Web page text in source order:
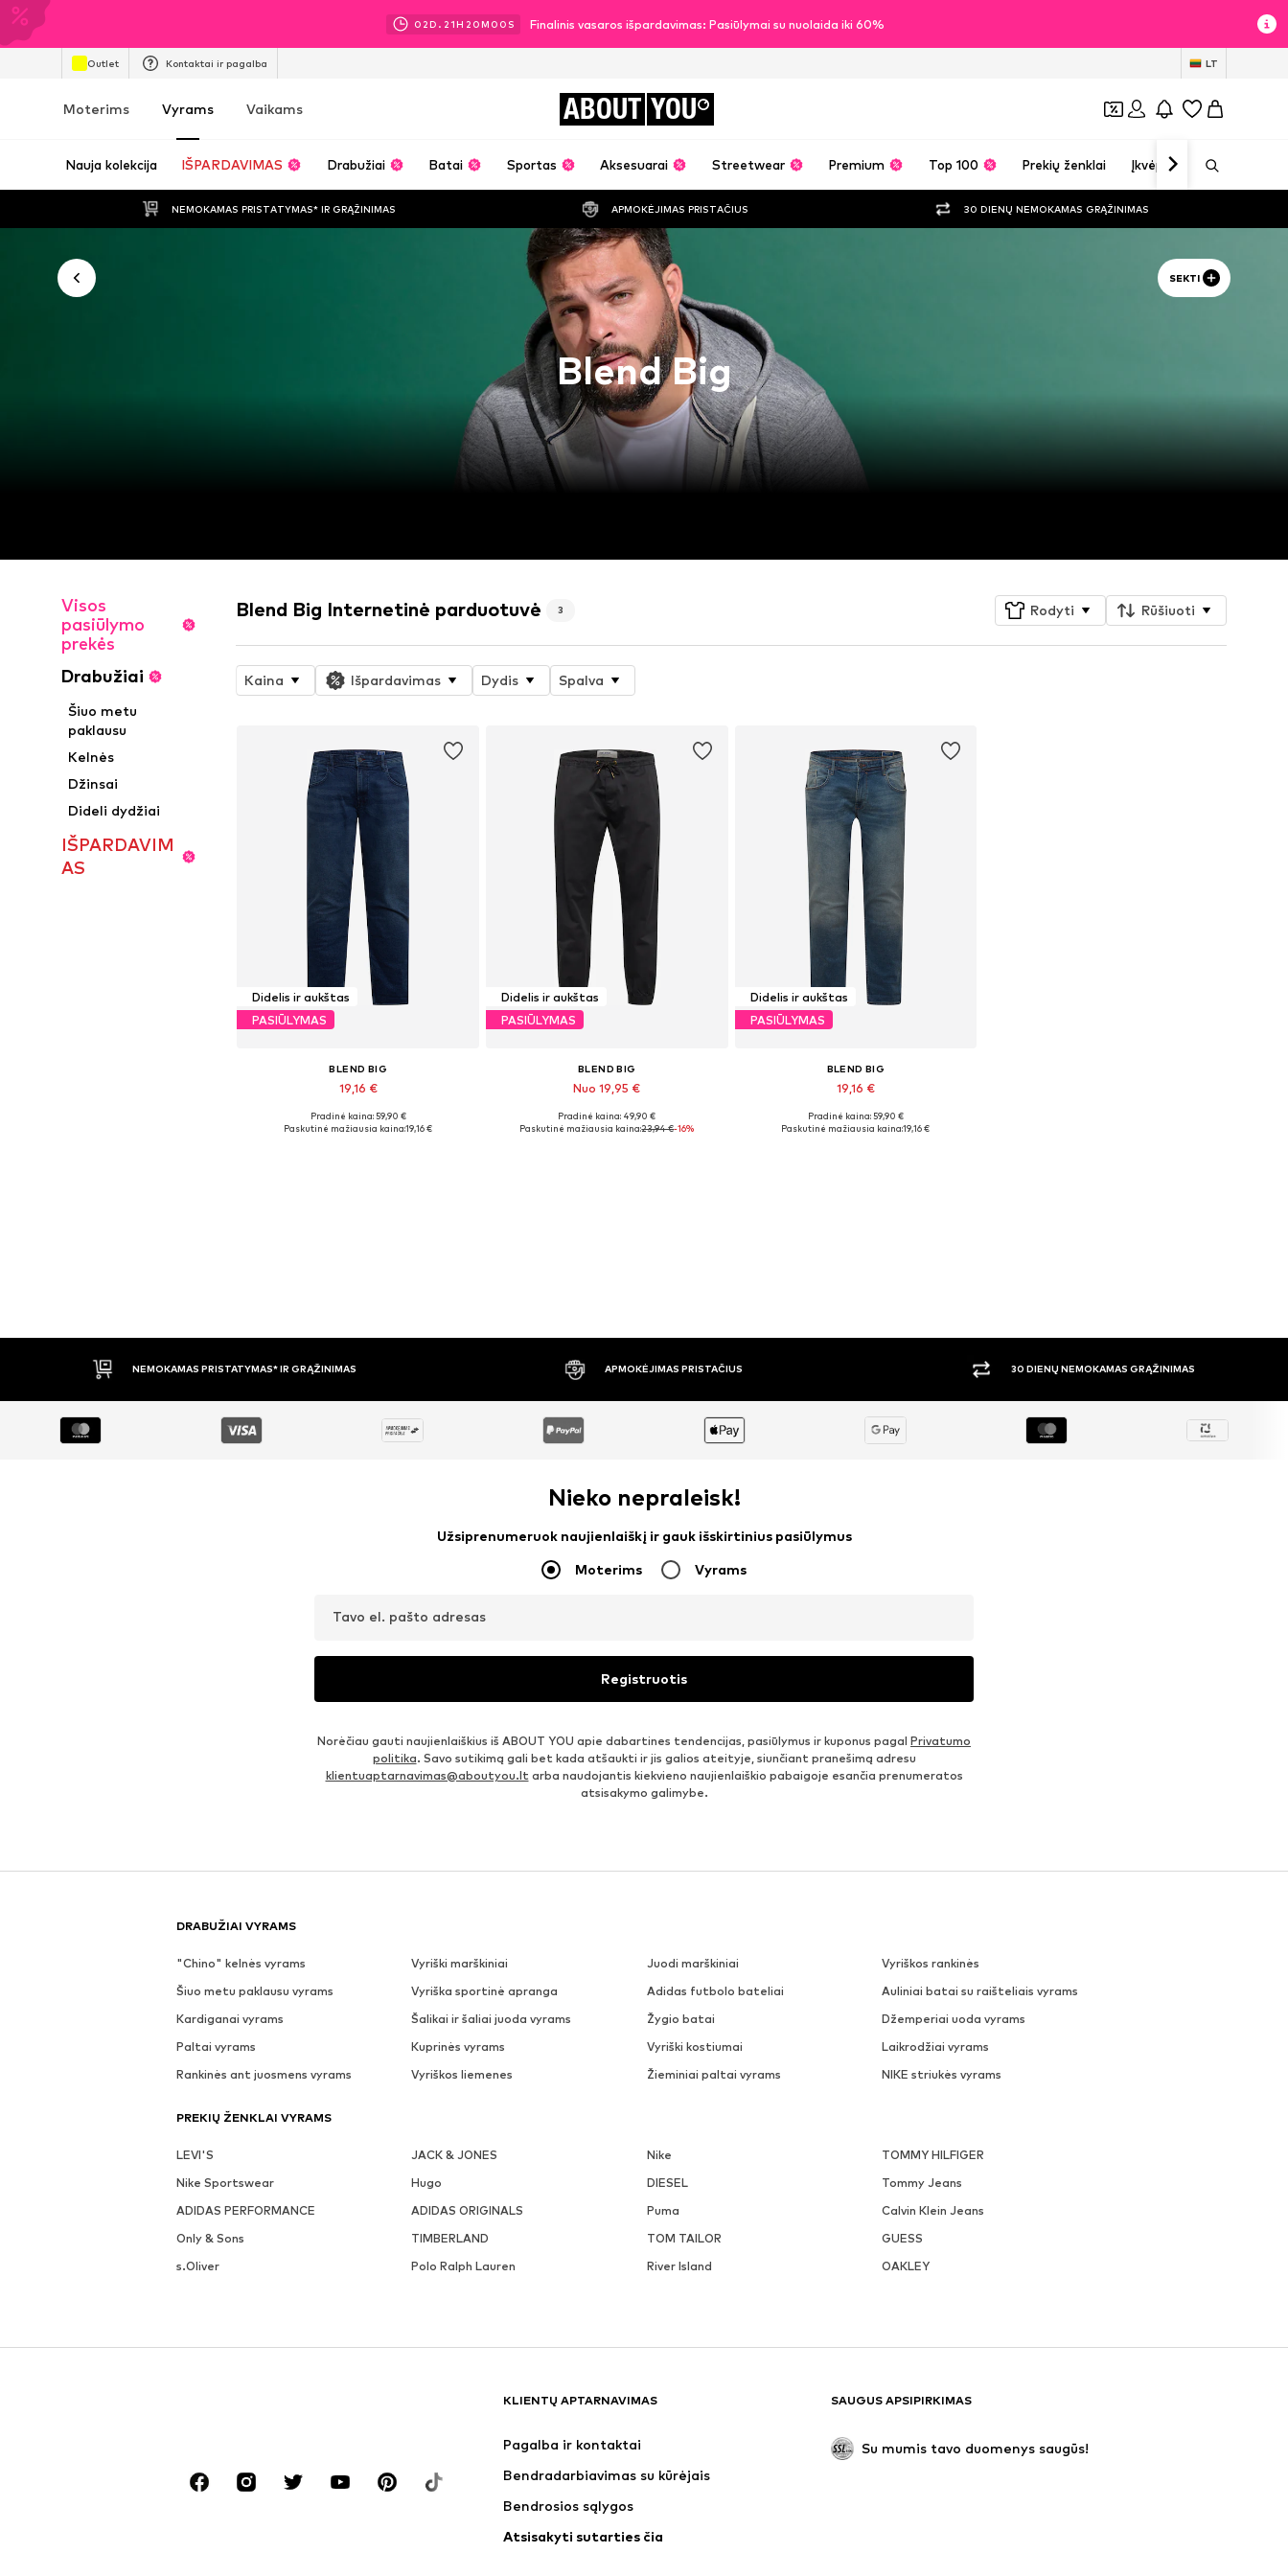
02D. 21H 20M 00 S Finalinis vasaros išpardavimas: Pasiūlymai su nuolaida iki 60%
Outlet Kontaktai ir pagalba LT
Moterims Vyrams Vaikams ABOUT YOU
Nauja kolekcija IŠPARDAVIMAS Drabužiai Batai Sportas Aksesuarai Streetwear Premium Top 100 Prekių ženklai Įkvėpimas
NEMOKAMAS PRISTATYMAS* IR GRĄŽINIMAS APMOKĖJIMAS PRISTAČIUS 30 DIENŲ NEMOKAMAS GRĄŽINIMAS
SEKTI
Blend Big
Visos
pasiūlymo
prekės
Drabužiai
Šiuo metu
paklausu
Kelnės
Džinsai
Dideli dydžiai
IŠPARDAVIM
AS
Blend Big Internetinė parduotuvė 3 Rodyti Rūšiuoti
Kaina Išpardavimas Dydis Spalva
Didelis ir aukštas
PASIŪLYMAS
BLEND BIG
19,16 €
Pradinė kaina: 59,90 €
Paskutinė mažiausia kaina:19,16 €
Didelis ir aukštas
PASIŪLYMAS
BLEND BIG
Nuo 19,95 €
Galimi dydžiai: 40, 42, 44
Pradinė kaina: 49,90 €
Paskutinė mažiausia kaina:23,94 €-16%
Didelis ir aukštas
PASIŪLYMAS
BLEND BIG
19,16 €
Pradinė kaina: 59,90 €
Paskutinė mažiausia kaina:19,16 €
APMOKĖJIMAS PRISTAČIUS 30 DIENŲ NEMOKAMAS GRĄŽINIMAS DIDELIS
Nieko nepraleisk!
Užsiprenumeruok naujienlaiškį ir gauk išskirtinius pasiūlymus
Moterims Vyrams
Tavo el. pašto adresas
Registruotis
Norėčiau gauti naujienlaiškius iš ABOUT YOU apie dabartines tendencijas, pasiūlymus ir kuponus pagal Privatumo
politika. Savo sutikimą gali bet kada atšaukti ir jis galios ateityje, siunčiant pranešimą adresu
klientuaptarnavimas@aboutyou.lt arba naudojantis kiekvieno naujienlaiškio pabaigoje esančia prenumeratos
atsisakymo galimybe.
DRABUŽIAI VYRAMS
"Chino" kelnės vyrams Vyriški marškiniai Juodi marškiniai
Vyriškos rankinės
Šiuo metu paklausu vyrams
Vyriška sportinė apranga Adidas futbolo bateliai
Auliniai batai su raišteliais vyrams
Kardiganai vyrams
Šalikai ir šaliai juoda vyrams Žygio batai
Džemperiai uoda vyrams
Paltai vyrams
Kuprinės vyrams Vyriški kostiumai
Laikrodžiai vyrams
Rankinės ant juosmens vyrams
Vyriškos liemenes Žieminiai paltai vyrams NIKE striukės vyrams
PREKIŲ ŽENKLAI VYRAMS
LEVI'S JACK & JONES Nike
TOMMY HILFIGER
Nike Sportswear
Hugo DIESEL
Tommy Jeans
ADIDAS PERFORMANCE
ADIDAS ORIGINALS Puma
Calvin Klein Jeans
Only & Sons
TIMBERLAND TOM TAILOR
GUESS
s.Oliver
Polo Ralph Lauren River Island OAKLEY
KLIENTŲ APTARNAVIMAS
Pagalba ir kontaktai
Bendradarbiavimas su kūrėjais
Bendrosios sąlygos
Atsisakyti sutarties čia
SAUGUS APSIPIRKIMAS
Su mumis tavo duomenys saugūs!